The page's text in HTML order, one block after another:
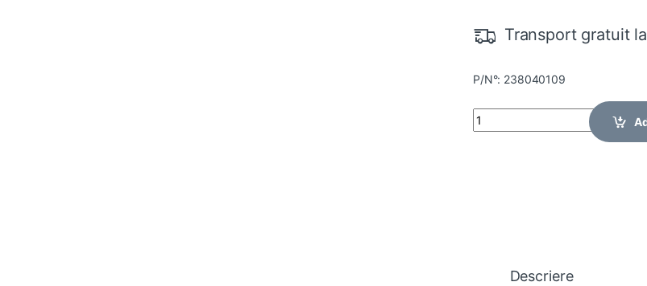
Transport gratuit
P/N°: 238040109
Quantity
Descriere